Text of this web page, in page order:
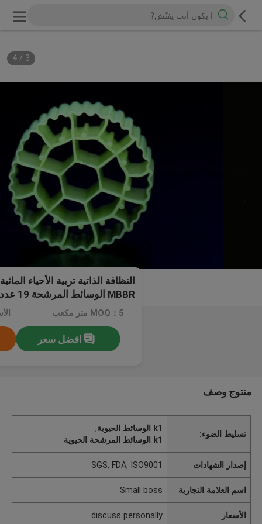
3
/
4
MBBR الوسائط المرشحة 19 عدد الثقوب
MOQ：5 متر مكعب
افضل سعر
منتوج وصف
تسليط الضوء:
k1 الوسائط الحيوية
,
k1 الوسائط المرشحة الحيوية
إصدار الشهادات SGS, FDA, ISO9001
اسم العلامة التجارية Small boss
الأسعار discuss personally